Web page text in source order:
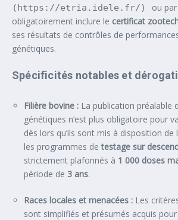
(https://etria.idele.fr/)
ou
obligatoirement inclure le certificat
ses résultats de contrôles de
génétiques.
Spécificités notables et
Filière bovine : La publication préalable
génétiques n’est plus obligatoire pour
dès lors qu’ils sont mis à disposition de
les programmes detestage sur
strictement plafonnés à 1 000 doses
période de 3 ans.
Races locales et menacées : Les
sont simplifiés et présumés acquis